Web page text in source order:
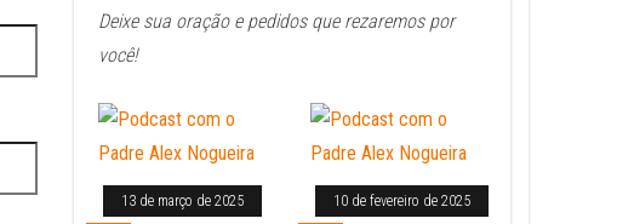
Deixe sua oração e pedidos que rezaremos por
você!
13 de março de 2025 10 de fevereiro de 2025